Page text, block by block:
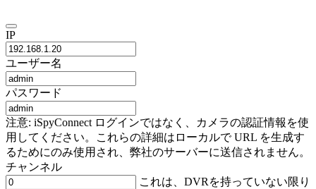
IP
ユーザー名
パスワード
注意: iSpyConnect ログインではなく、カメラの認証情報を使
用してください。これらの詳細はローカルで URL を生成す
るためにのみ使用され、弊社のサーバーに送信されません。
チャンネル
これは、DVRを持っていない限り